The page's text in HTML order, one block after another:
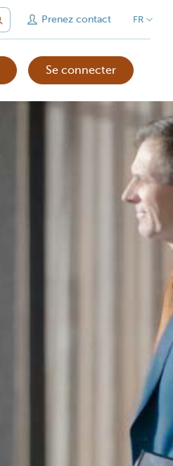
Prenez contact FR
Se connecter